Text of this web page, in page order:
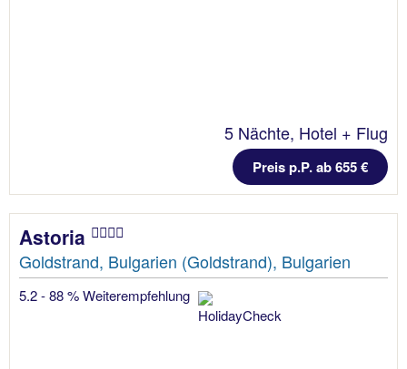
5 Nächte, Hotel + Flug
Preis p.P. ab 655 €
Astoria
Goldstrand, Bulgarien (Goldstrand), Bulgarien
5.2 - 88 % Weiterempfehlung